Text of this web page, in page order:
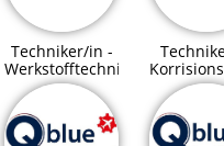
Techniker/in -
Werkstofftechnik